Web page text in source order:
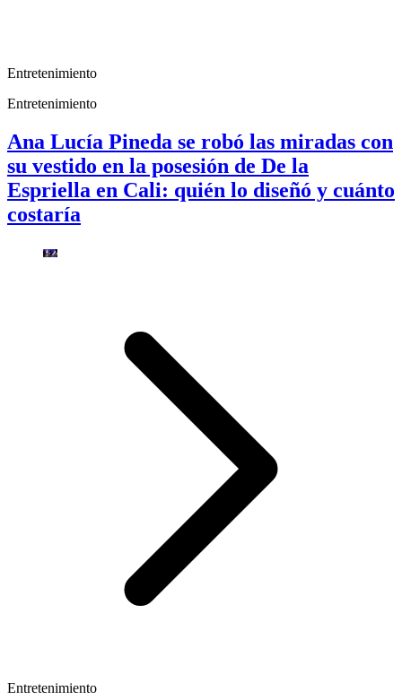
Entretenimiento
Entretenimiento
Ana Lucía Pineda se robó las miradas con
su vestido en la posesión de De la
Espriella en Cali: quién lo diseñó y cuánto
costaría
Entretenimiento